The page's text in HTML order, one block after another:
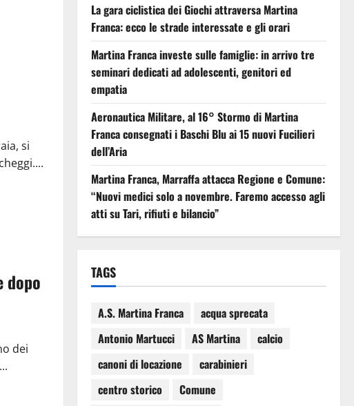
si
dopo
dei
La gara ciclistica dei Giochi attraversa Martina
Franca: ecco le strade interessate e gli orari
Martina Franca investe sulle famiglie: in arrivo tre
seminari dedicati ad adolescenti, genitori ed
empatia
Aeronautica Militare, al 16° Stormo di Martina
Franca consegnati i Baschi Blu ai 15 nuovi Fucilieri
dell’Aria
Martina Franca, Marraffa attacca Regione e Comune:
“Nuovi medici solo a novembre. Faremo accesso agli
atti su Tari, rifiuti e bilancio”
TAGS
A.S. Martina Franca
acqua sprecata
Antonio Martucci
AS Martina
calcio
canoni di locazione
carabinieri
centro storico
Comune